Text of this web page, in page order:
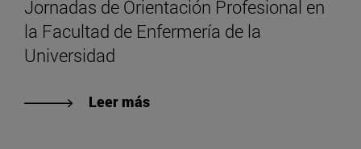
Jornadas de Orientación Profesional en
la Facultad de Enfermería de la
Universidad
Leer más